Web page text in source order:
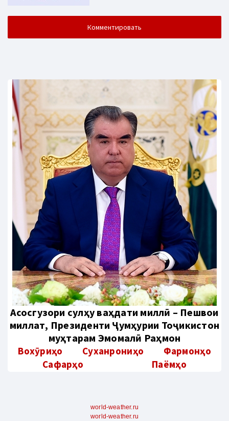
Aсосгузори сулҳу ваҳдати миллӣ – Пешвои
миллат, Президенти Ҷумҳурии Тоҷикистон
муҳтарам Эмомалӣ Раҳмон
Вохӯриҳо Суханрониҳо
Фармонҳо
Сафарҳо
Паёмҳо
world-weather.ru
world-weather.ru